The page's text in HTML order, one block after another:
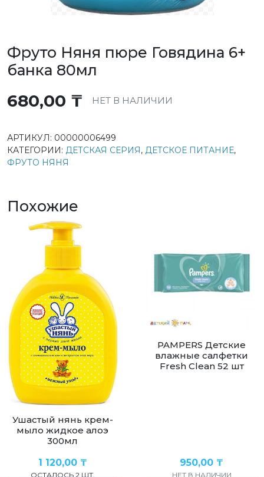
Фруто Няня пюре Говядина 6+
банка 80мл
680,00 ₸ НЕТ В НАЛИЧИИ
АРТИКУЛ: 00000006499
КАТЕГОРИИ: ДЕТСКАЯ СЕРИЯ, ДЕТСКОЕ ПИТАНИЕ,
ФРУТО НЯНЯ
Похожие
Ушастый нянь крем-
мыло жидкое алоэ
300мл
1 120,00 ₸
ОСТАЛОСЬ 2 ШТ.
PAMPERS Детские
влажные салфетки
Fresh Clean 52 шт
950,00 ₸
НЕТ В НАЛИЧИИ